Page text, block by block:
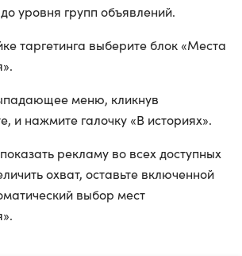
уровня групп объявлений.
таргетинга выберите блок «Места
меню, кликнув
и нажмите галочку «В историях».
рекламу во всех доступных
охват, оставьте включенной
выбор мест